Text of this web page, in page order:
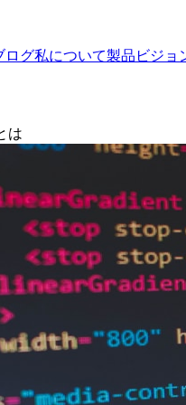
ログ私について製品 ビジョ
は